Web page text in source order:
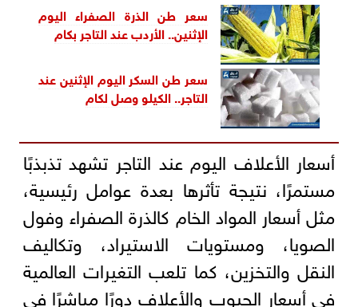
سعر طن الذرة الصفراء اليوم
الإثنين.. الأردب عند التاجر بكام
سعر طن السكر اليوم الإثنين عند
التاجر.. الكيلو وصل لكام
أسعار الأعلاف اليوم عند التاجر تشهد تذبذبًا
مستمرًا، نتيجة تأثرها بعدة عوامل رئيسية،
مثل أسعار المواد الخام كالذرة الصفراء وفول
الصويا، ومستويات الاستيراد، وتكاليف
النقل والتخزين، كما تلعب التغيرات العالمية
في أسعار الحبوب والأعلاف دورًا مباشرًا في